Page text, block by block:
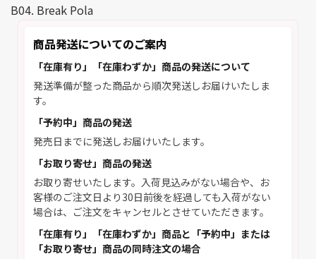
B04. Break Pola
商品発送についてのご案内
「在庫有り」「在庫わずか」商品の発送について
発送準備が整った商品から順次発送しお届けいたしま
す。
「予約中」商品の発送
発売日までに発送しお届けいたします。
「お取り寄せ」商品の発送
お取り寄せいたします。入荷見込みがない場合や、お
客様のご注文日より30日前後を経過しても入荷がない
場合は、ご注文をキャンセルとさせていただきます。
「在庫有り」「在庫わずか」商品と「予約中」または
「お取り寄せ」商品の同時注文の場合